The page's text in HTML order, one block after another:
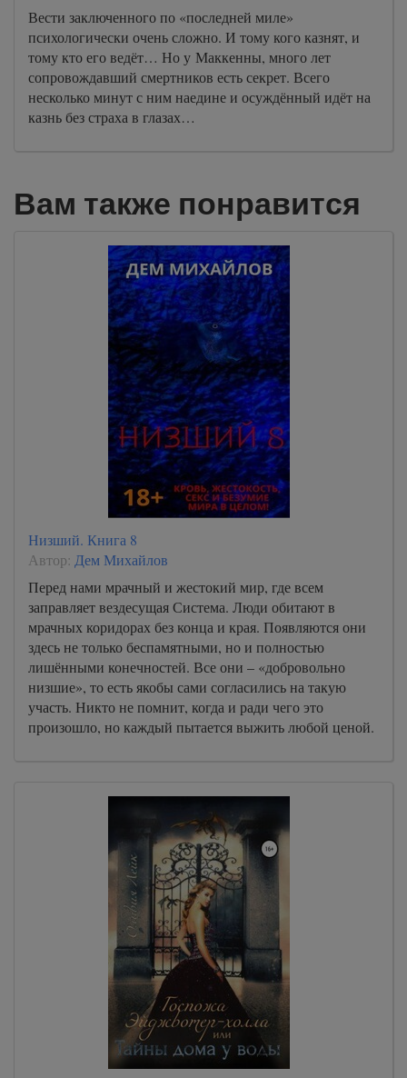
Вести заключенного по «последней миле»
психологически очень сложно. И тому кого казнят, и
тому кто его ведёт… Но у Маккенны, много лет
сопровождавший смертников есть секрет. Всего
несколько минут с ним наедине и осуждённый идёт на
казнь без страха в глазах…
Вам также понравится
Низший. Книга 8
Автор: Дем Михайлов
Перед нами мрачный и жестокий мир, где всем
заправляет вездесущая Система. Люди обитают в
мрачных коридорах без конца и края. Появляются они
здесь не только беспамятными, но и полностью
лишёнными конечностей. Все они – «добровольно
низшие», то есть якобы сами согласились на такую
участь. Никто не помнит, когда и ради чего это
произошло, но каждый пытается выжить любой ценой.